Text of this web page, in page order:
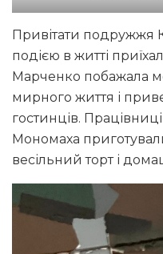
Привітати подружжя
подією в житті
Марченко побажала
мирного життя і
гостинців.
Мономаха
весільний торт і